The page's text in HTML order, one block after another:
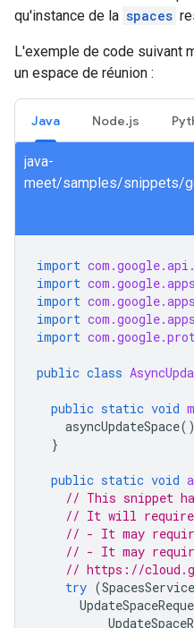
qu'instance de la spaces
L'exemple de code suivant
un espace de réunion :
Java Node.js
java-
import
import
import
import
import
public class
public static void
asyncUpdateSpace
}
public static void
// This snippet
// It will require
// - It may
// - It may
// https://
try (